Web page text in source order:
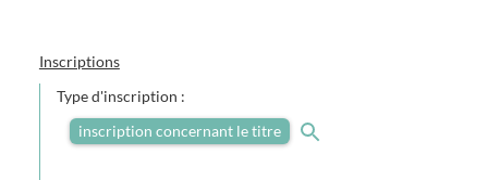
Inscriptions
Type d'inscription :
inscription concernant le titre